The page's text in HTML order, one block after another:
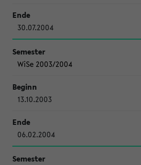
30.07.2004
WiSe 2003/2004
13.10.2003
06.02.2004